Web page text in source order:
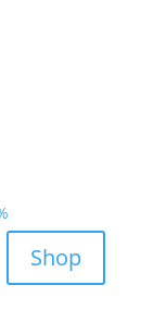
Shop